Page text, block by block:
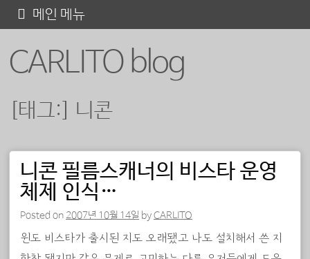
CARLITO blog
메인 메뉴
텐
[태그:] 니콘
포스트 내비게이션
니콘 필름스캐너의 비스타 운영
체제 인식…
Posted on 2007년 10월 14일 byCARLITO
윈도 비스타가 출시된 지도 오래됐고 나도 설치해서 쓴 지